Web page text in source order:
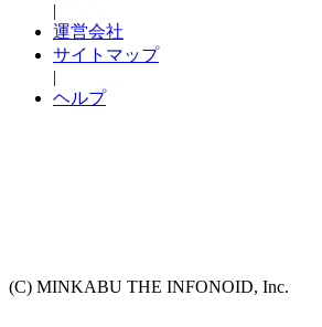
|
運営会社
サイトマップ
|
ヘルプ
(C) MINKABU THE INFONOID, Inc.